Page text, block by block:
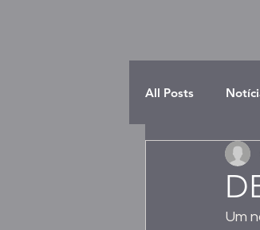
All Posts
Um